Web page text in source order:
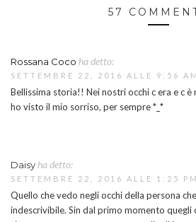
57
Rossana Coco ha detto:
SETTEMBRE 22, 2016 ALLE 9:56 AM
Bellissima storia!! Nei nostri occhi c era e c
ho visto il mio sorriso, per sempre *_*
Daisy ha detto:
SETTEMBRE 22, 2016 ALLE 1:25 PM
Quello che vedo negli occhi della persona
indescrivibile. Sin dal primo momento quegli